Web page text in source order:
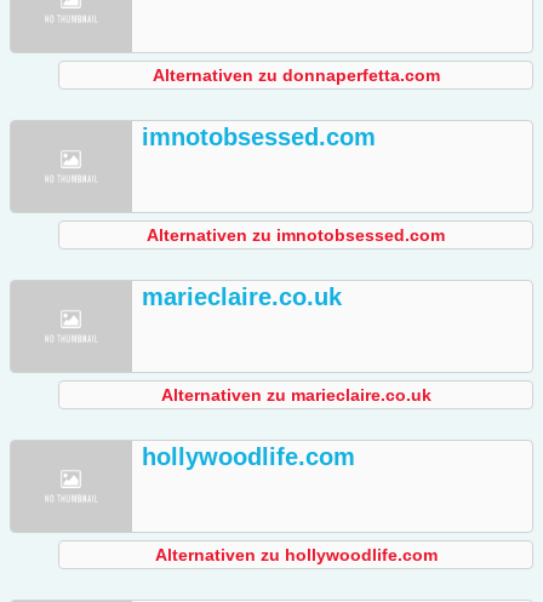
Alternativen zu donnaperfetta.com
imnotobsessed.com
Alternativen zu imnotobsessed.com
marieclaire.co.uk
Alternativen zu marieclaire.co.uk
hollywoodlife.com
Alternativen zu hollywoodlife.com